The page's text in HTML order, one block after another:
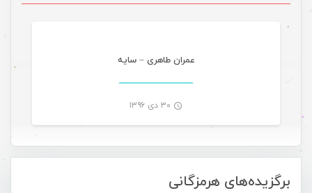
برگزیده‌های هرمزگانی
عمران طاهری – سایه
۳۰ دی ۱۳۹۶